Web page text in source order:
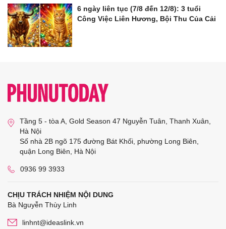
6 ngày liên tục (7/8 đến 12/8): 3 tuổi
Công Việc Liên Hương, Bội Thu Của Cải
Tầng 5 - tòa A, Gold Season 47 Nguyễn Tuân, Thanh Xuân,
Hà Nội
Số nhà 2B ngõ 175 đường Bát Khối, phường Long Biên,
quận Long Biên, Hà Nội
0936 99 3933
CHỊU TRÁCH NHIỆM NỘI DUNG
Bà Nguyễn Thùy Linh
linhnt@ideaslink.vn